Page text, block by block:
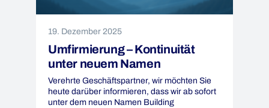
19. Dezember 2025
Umfirmierung – Kontinuität
unter neuem Namen
Verehrte Geschäftspartner, wir möchten Sie
heute darüber informieren, dass wir ab sofort
unter dem neuen Namen Building